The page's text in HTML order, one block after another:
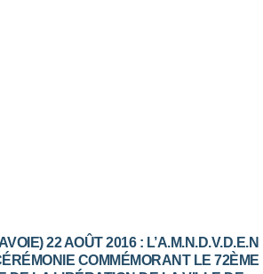
22 AOÛT 2016 : L’A.M.N.D.V.D.E.N
COMMÉMORANT LE 72ÈME